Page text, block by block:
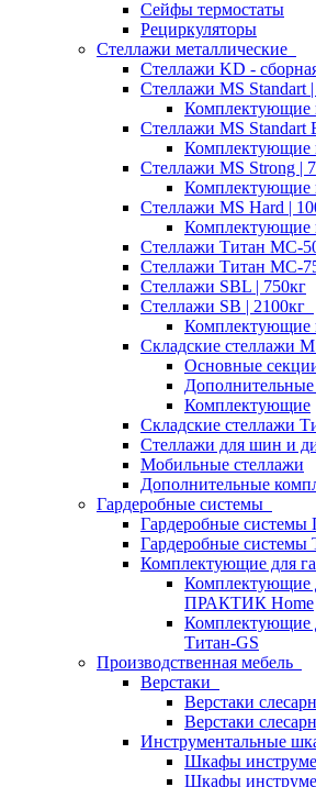
Сейфы термостаты
Рециркуляторы
Стеллажи металлические
Стеллажи KD -
Стеллажи MS Standart
Комплектующие
Стеллажи MS Standart
Комплектующие
Стеллажи MS Strong |
Комплектующие
Стеллажи MS Hard |
Комплектующие
Стеллажи Титан МС-
Стеллажи Титан МС-
Стеллажи SBL | 750кг
Стеллажи SB | 2100кг
Комплектующие
Складские стеллажи
Основные
Комплектующие
Складские стеллажи
Стеллажи для шин и
Мобильные стеллажи
Дополнительные
Гардеробные системы
Гардеробные
Гардеробные системы
Комплектующие для
Комплектующие
ПРАКТИК Home
Комплектующие
Титан-GS
Производственная мебель
Верстаки
Верстаки
Верстаки
Инструментальные
Шкафы
Шкафы